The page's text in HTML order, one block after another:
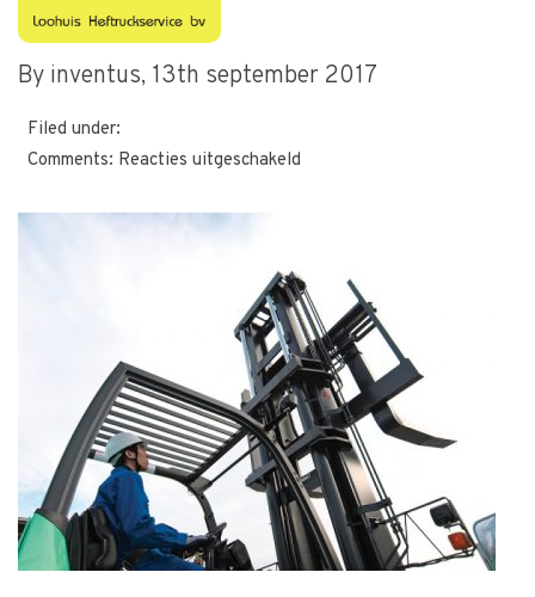
Diesel1016-8
By inventus, 13th september 2017
Filed under:
Comments: Reacties uitgeschakeld